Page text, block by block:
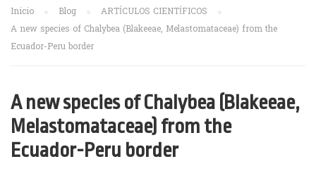
Inicio Blog
ARTÍCULOS CIENTÍFICOS
A new species of Chalybea (Blakeeae, Melastomataceae) from the
Ecuador-Peru border
A new species of Chalybea (Blakeeae,
Melastomataceae) from the
Ecuador-Peru border